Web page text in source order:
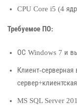
CPU Core i5 (4
Требуемое ПО:
ОС Windows 7 и
Клиент-
MS SQL Server